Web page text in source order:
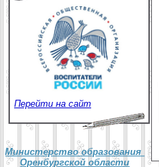
Перейти на сайт
Министерство образования
Оренбургской области